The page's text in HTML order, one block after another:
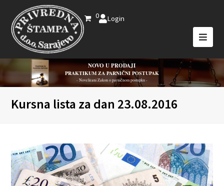
0 Login
NOVO U PRODAJI
PRAKTIKUM ZA PARNIČNI POSTUPAK
- Novelirani Zakon o parničnom postupku -
Kursna lista za dan 23.08.2016